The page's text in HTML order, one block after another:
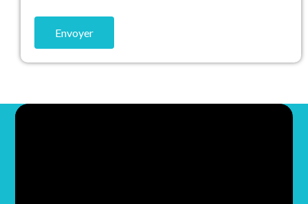
Envoyer